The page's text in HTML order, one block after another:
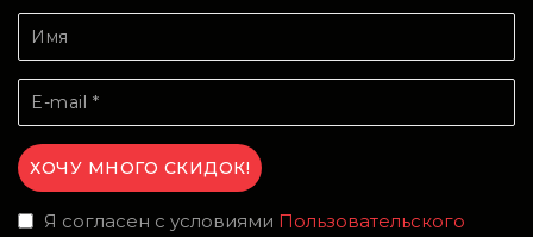
Я согласен с условиями Пользовательского